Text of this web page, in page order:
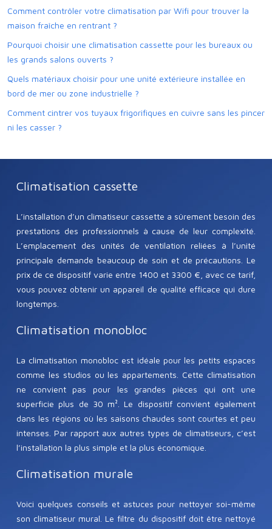
Comment contrôler votre climatisation par Wifi pour trouver la
maison fraîche en rentrant ?
Pourquoi choisir une climatisation cassette pour les bureaux ou
les grands salons ouverts ?
Quels matériaux choisir pour une unité extérieure installée en
bord de mer ou zone industrielle ?
Comment cintrer vos tuyaux frigorifiques en cuivre sans les pincer
ni les casser ?
Climatisation cassette
L’installation d’un climatiseur cassette a sûrement besoin des
prestations des professionnels à cause de leur complexité.
L’emplacement des unités de ventilation reliées à l’unité
principale demande beaucoup de soin et de précautions. Le
prix de ce dispositif varie entre 1400 et 3300 €, avec ce tarif,
vous pouvez obtenir un appareil de qualité efficace qui dure
longtemps.
Climatisation monobloc
La climatisation monobloc est idéale pour les petits espaces
comme les studios ou les appartements. Cette climatisation
ne convient pas pour les grandes pièces qui ont une
superficie plus de 30 m². Le dispositif convient également
dans les régions où les saisons chaudes sont courtes et peu
intenses. Par rapport aux autres types de climatiseurs, c’est
l’installation la plus simple et la plus économique.
Climatisation murale
Voici quelques conseils et astuces pour nettoyer soi-même
son climatiseur mural. Le filtre du dispositif doit être nettoyé